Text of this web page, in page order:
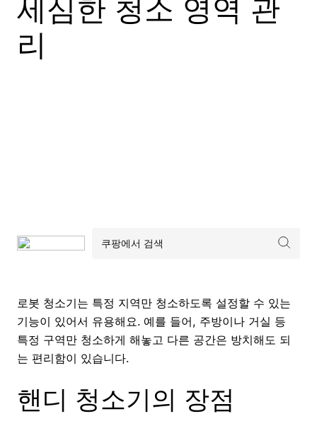
세심한 청소 영역 관
리
로봇 청소기는 특정 지역만 청소하도록 설정할 수 있는
기능이 있어서 유용해요. 예를 들어, 주방이나 거실 등
특정 구역만 청소하게 해놓고 다른 공간은 방치해도 되
는 편리함이 있습니다.
핸디 청소기의 장점